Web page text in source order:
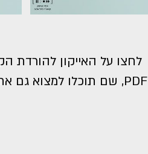
לחצו על האייקון להורדת
PDF, שם תוכלו למצוא גם את חומרי העזר.